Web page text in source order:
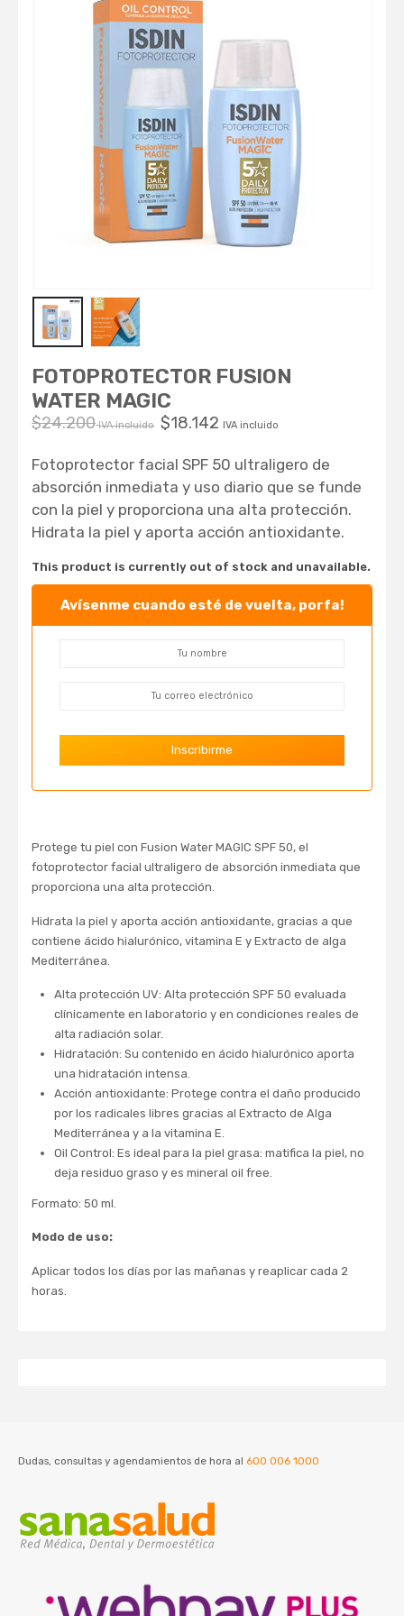
FOTOPROTECTOR FUSION
WATER MAGIC
$24.200 IVA incluido $18.142 IVA incluido
Fotoprotector facial SPF 50 ultraligero de
absorción inmediata y uso diario que se funde
con la piel y proporciona una alta protección.
Hidrata la piel y aporta acción antioxidante.
This product is currently out of stock and unavailable.
Avísenme cuando esté de vuelta, porfa!
Protege tu piel con Fusion Water MAGIC SPF 50, el
fotoprotector facial ultraligero de absorción inmediata que
proporciona una alta protección.
Hidrata la piel y aporta acción antioxidante, gracias a que
contiene ácido hialurónico, vitamina E y Extracto de alga
Mediterránea.
Alta protección UV: Alta protección SPF 50 evaluada
clínicamente en laboratorio y en condiciones reales de
alta radiación solar.
Hidratación: Su contenido en ácido hialurónico aporta
una hidratación intensa.
Acción antioxidante: Protege contra el daño producido
por los radicales libres gracias al Extracto de Alga
Mediterránea y a la vitamina E.
Oil Control: Es ideal para la piel grasa: matifica la piel, no
deja residuo graso y es mineral oil free.
Formato: 50 ml.
Modo de uso:
Aplicar todos los días por las mañanas y reaplicar cada 2
horas.
Dudas, consultas y agendamientos de hora al 600 006 1000